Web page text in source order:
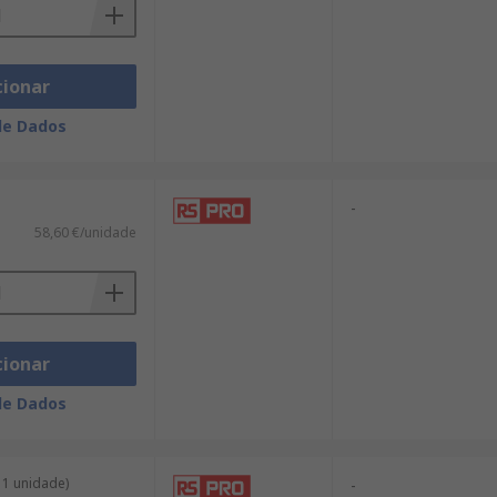
Dados
58,60 €/unidade
Dados
-
unidade) -